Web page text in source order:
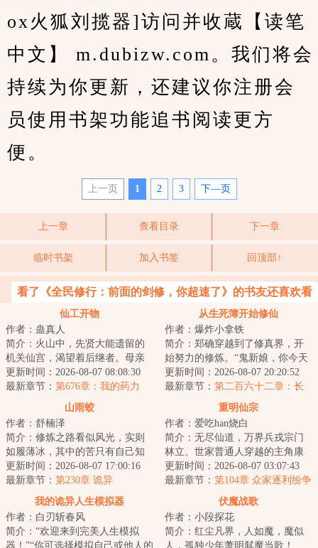
ox火狐刘揽器]访问并收蔵【读笔
中文】 m.dubizw.com。我们将会
持续为你更新，还建议你注册会
员使用书架功能追书阅读更方
便。
上一页 1 2 3 下—页
上一章 查看目录 下一章
临时书架 加入书签 回顶部↑
看了《全民修行：前面的剑修，你超速了》的书友还喜欢看
仙工开物
作者：蛊真人
简介：火山中，先贤大能遗留的
机关仙宫，渴望着后继者。母亲
舍命争取，获得仙宫宝印，临死
前留给了宁拙。...
更新时间：2026-08-07 08:08:30
最新章节： 第676章：我的药力
从生死簿开始修仙
作者：爆炸小拿铁
简介：郑确穿越到了修真界，开
始努力的修炼。“鬼新娘，你今天
怎么什么都没做？”“灵石矿脉挖了
吗？”“...
更新时间：2026-08-07 20:20:52
最新章节： 第二百六十二章：长
福镇。（第二更！）
山雨蛟
作者：舒楠泽
简介：修炼之路看似风光，实则
如履薄冰，其中的苦只有自己知
道。一条出身寒微的黑蛇，无依
无靠，风雨独行...
更新时间：2026-08-07 17:00:16
最新章节： 第230章 诡异
重明仙宗
作者：爱吃han烧白
简介：无尽仙道，万界兵戎宗门
林立、世家普通人穿越的主角康
大宝，在师父身殁后继承了掌门
之位。背负着宗...
更新时间：2026-08-07 03:07:43
最新章节： 第104章 众家逐利纷争
起、久养灵葩寻掌门
我的诡异人生模拟器
作者：白刃斩春风
简介：“欢迎来到完美人生模拟
器！”“你可选择模拟自己或他人的
伏魔战歌
作者：小段探花
简介：红尘凡界，人如魔，魔似
人，孤独少年萧明弑魔当歌！...